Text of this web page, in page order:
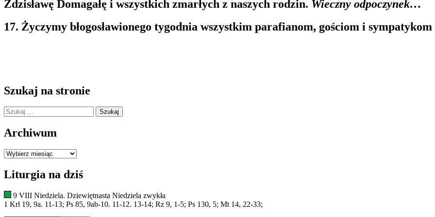
Zdzisławę Domagałę i wszystkich zmarłych z naszych rodzin. Wieczny odpoczynek…
17. Życzymy błogosławionego tygodnia wszystkim parafianom, gościom i
Szukaj na stronie
Szukaj:
Archiwum
Archiwum
Liturgia na dziś
9 VIII Niedziela. Dziewiętnasta Niedziela zwykła
1 Krl 19, 9a. 11-13; Ps 85, 9ab-10. 11-12. 13-14; Rz 9, 1-5; Ps 130, 5; Mt 14, 22-33;